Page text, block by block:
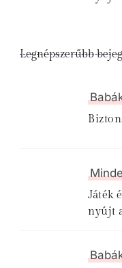
Legnépszerűbb
Játék
nyújt